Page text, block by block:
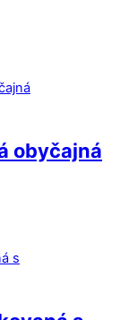
obyčajná